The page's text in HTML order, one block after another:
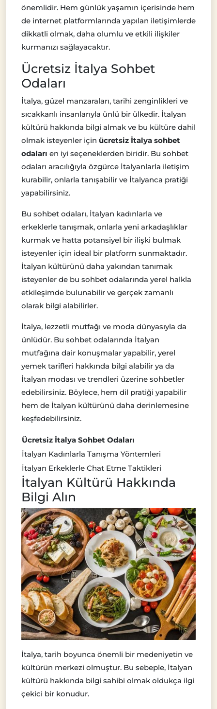
önemlidir. Hem günlük yaşamın içerisinde hem
de internet platformlarında yapılan iletişimlerde
dikkatli olmak, daha olumlu ve etkili ilişkiler
kurmanızı sağlayacaktır.
Ücretsiz İtalya Sohbet
Odaları
İtalya, güzel manzaraları, tarihi zenginlikleri ve
sıcakkanlı insanlarıyla ünlü bir ülkedir. İtalyan
kültürü hakkında bilgi almak ve bu kültüre dahil
olmak isteyenler için ücretsiz İtalya sohbet
odaları en iyi seçeneklerden biridir. Bu sohbet
odaları aracılığıyla özgürce İtalyanlarla iletişim
kurabilir, onlarla tanışabilir ve İtalyanca pratiği
yapabilirsiniz.
Bu sohbet odaları, İtalyan kadınlarla ve
erkeklerle tanışmak, onlarla yeni arkadaşlıklar
kurmak ve hatta potansiyel bir ilişki bulmak
isteyenler için ideal bir platform sunmaktadır.
İtalyan kültürünü daha yakından tanımak
isteyenler de bu sohbet odalarında yerel halkla
etkileşimde bulunabilir ve gerçek zamanlı
olarak bilgi alabilirler.
İtalya, lezzetli mutfağı ve moda dünyasıyla da
ünlüdür. Bu sohbet odalarında İtalyan
mutfağına dair konuşmalar yapabilir, yerel
yemek tarifleri hakkında bilgi alabilir ya da
İtalyan modası ve trendleri üzerine sohbetler
edebilirsiniz. Böylece, hem dil pratiği yapabilir
hem de İtalyan kültürünü daha derinlemesine
keşfedebilirsiniz.
Ücretsiz İtalya Sohbet Odaları
İtalyan Kadınlarla Tanışma Yöntemleri
İtalyan Erkeklerle Chat Etme Taktikleri
İtalyan Kültürü Hakkında
Bilgi Alın
İtalya, tarih boyunca önemli bir medeniyetin ve
kültürün merkezi olmuştur. Bu sebeple, İtalyan
kültürü hakkında bilgi sahibi olmak oldukça ilgi
çekici bir konudur.